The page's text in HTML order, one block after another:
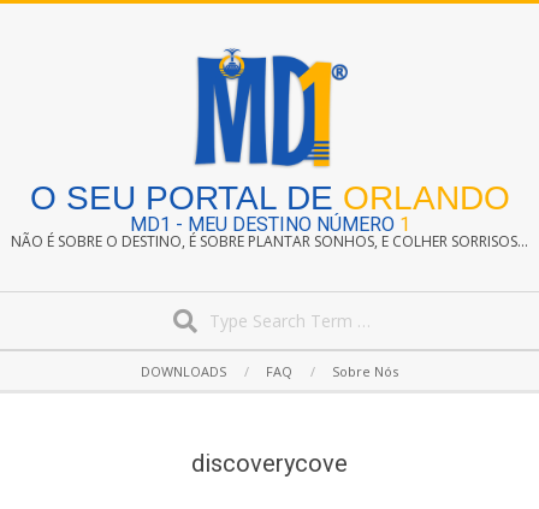
O SEU PORTAL DE ORLANDO
MD1 - MEU DESTINO NÚMERO 1
NÃO É SOBRE O DESTINO, É SOBRE PLANTAR SONHOS, E COLHER SORRISOS...
Navigation
DOWNLOADS FAQ Sobre Nós
discoverycove